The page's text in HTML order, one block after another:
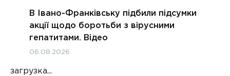
В Івано-Франківську підбили підсумки
акції щодо боротьби з вірусними
гепатитами. Відео
06.08.2026
загрузка...